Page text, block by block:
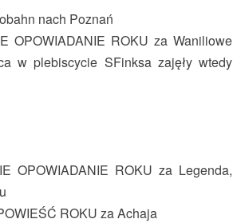
nach Poznań
OPOWIADANIE ROKU za Waniliowe
w plebiscycie SFinksa zajęły wtedy
OPOWIADANIE ROKU za Legenda,
ROKU za Achaja